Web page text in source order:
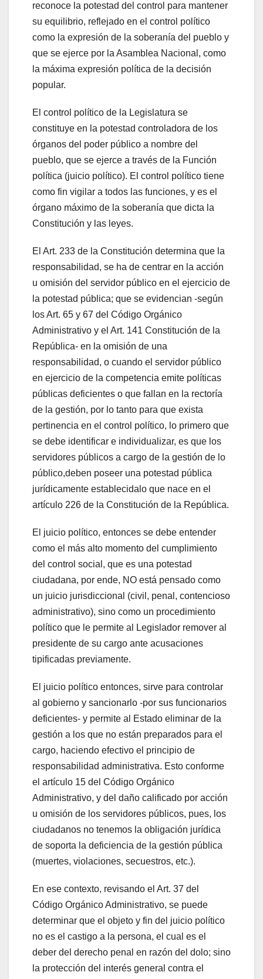
reconoce la potestad del control para mantener
su equilibrio, reflejado en el control político
como la expresión de la soberanía del pueblo y
que se ejerce por la Asamblea Nacional, como
la máxima expresión política de la decisión
popular.
El control político de la Legislatura se
constituye en la potestad controladora de los
órganos del poder público a nombre del
pueblo, que se ejerce a través de la Función
política (juicio político). El control político tiene
como fin vigilar a todos las funciones, y es el
órgano máximo de la soberanía que dicta la
Constitución y las leyes.
El Art. 233 de la Constitución determina que la
responsabilidad, se ha de centrar en la acción
u omisión del servidor público en el ejercicio de
la potestad pública; que se evidencian -según
los Art. 65 y 67 del Código Orgánico
Administrativo y el Art. 141 Constitución de la
República- en la omisión de una
responsabilidad, o cuando el servidor público
en ejercicio de la competencia emite políticas
públicas deficientes o que fallan en la rectoría
de la gestión, por lo tanto para que exista
pertinencia en el control político, lo primero que
se debe identificar e individualizar, es que los
servidores públicos a cargo de la gestión de lo
público,deben poseer una potestad pública
jurídicamente establecidalo que nace en el
artículo 226 de la Constitución de la República.
El juicio político, entonces se debe entender
como el más alto momento del cumplimiento
del control social, que es una potestad
ciudadana, por ende, NO está pensado como
un juicio jurisdiccional (civil, penal, contencioso
administrativo), sino como un procedimiento
político que le permite al Legislador remover al
presidente de su cargo ante acusaciones
tipificadas previamente.
El juicio político entonces, sirve para controlar
al gobierno y sancionarlo -por sus funcionarios
deficientes- y permite al Estado eliminar de la
gestión a los que no están preparados para el
cargo, haciendo efectivo el principio de
responsabilidad administrativa. Esto conforme
el artículo 15 del Código Orgánico
Administrativo, y del daño calificado por acción
u omisión de los servidores públicos, pues, los
ciudadanos no tenemos la obligación jurídica
de soporta la deficiencia de la gestión pública
(muertes, violaciones, secuestros, etc.).
En ese contexto, revisando el Art. 37 del
Código Orgánico Administrativo, se puede
determinar que el objeto y fin del juicio político
no es el castigo a la persona, el cual es el
deber del derecho penal en razón del dolo; sino
la protección del interés general contra el